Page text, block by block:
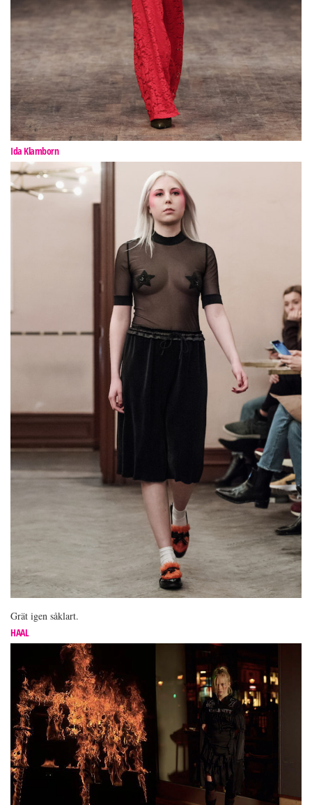
Ida Klamborn
Grät igen såklart.
HAAL